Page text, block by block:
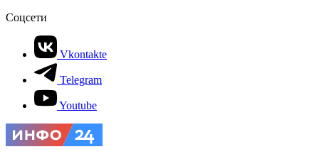
Соцсети
Vkontakte
Telegram
Youtube